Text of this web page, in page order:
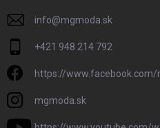
info@mgmoda.sk
+421 948 214 792
https://www.facebook.com/
mgmoda.sk